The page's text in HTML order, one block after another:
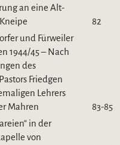
an eine Alt-
82
und Fürweiler
1944/45 – Nach
des
Friedgen
Lehrers
Mahren
83-85
in der
von